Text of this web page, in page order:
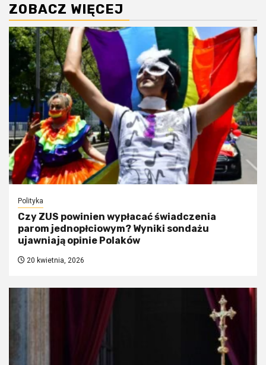
ZOBACZ WIĘCEJ
Polityka
Czy ZUS powinien wypłacać świadczenia
parom jednopłciowym? Wyniki sondażu
ujawniają opinie Polaków
20 kwietnia, 2026